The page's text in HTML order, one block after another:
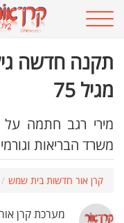
תקנה חדשה
מגיל 75
מירי רגב חתמה
משרד הבריאות
קרן אור חדשות בית שמש
מערכת קרן אור